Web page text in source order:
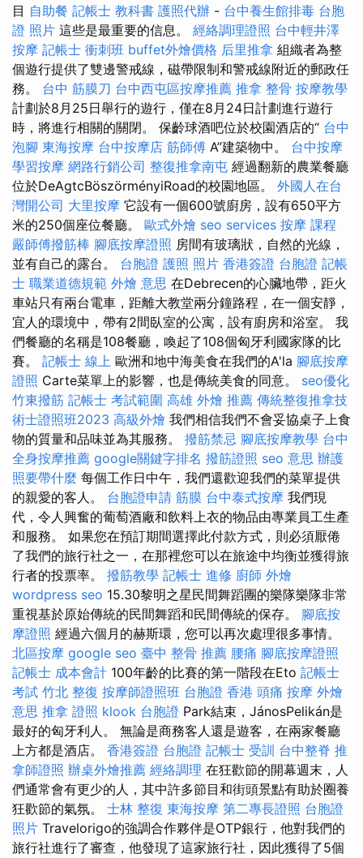
目 自助餐 記帳士 教科書 護照代辦 - 台中養生館排毒 台胞
證 照片 這些是最重要的信息。 經絡調理證照 台中輕井澤
按摩 記帳士 衝刺班 buffet外燴價格 后里推拿 組織者為整
個遊行提供了雙邊警戒線，磁帶限制和警戒線附近的郵政任
務。 台中 筋膜刀 台中西屯區按摩推薦 推拿 整骨 按摩教學
計劃於8月25日舉行的遊行，僅在8月24日計劃進行遊行
時，將進行相關的關閉。 保齡球酒吧位於校園酒店的“ 台中
泡腳 東海按摩 台中按摩店 筋師傅 A”建築物中。 台中按摩
學習按摩 網路行銷公司 整復推拿南屯 經過翻新的農業餐廳
位於DeAgtcBöszörményiRoad的校園地區。 外國人在台
灣開公司 大里按摩 它設有一個600號廚房，設有650平方
米的250個座位餐廳。 歐式外燴 seo services 按摩 課程
嚴師傅撥筋棒 腳底按摩證照 房間有玻璃狀，自然的光線，
並有自己的露台。 台胞證 護照 照片 香港簽證 台胞證 記帳
士 職業道德規範 外燴 意思 在Debrecen的心臟地帶，距火
車站只有兩台電車，距離大教堂兩分鐘路程，在一個安靜，
宜人的環境中，帶有2間臥室的公寓，設有廚房和浴室。 我
們餐廳的名稱是108餐廳，喚起了108個匈牙利國家隊的比
賽。 記帳士 線上 歐洲和地中海美食在我們的A'la 腳底按摩
證照 Carte菜單上的影響，也是傳統美食的同意。 seo優化
竹東撥筋 記帳士 考試範圍 高雄 外燴 推薦 傳統整復推拿技
術士證照班2023 高級外燴 我們相信我們不會妥協桌子上食
物的質量和品味並為其服務。 撥筋禁忌 腳底按摩教學 台中
全身按摩推薦 google關鍵字排名 撥筋證照 seo 意思 辦護
照要帶什麼 每個工作日中午，我們還歡迎我們的菜單提供
的親愛的客人。 台胞證申請 筋膜 台中泰式按摩 我們現
代，令人興奮的葡萄酒廠和飲料上衣的物品由專業員工生產
和服務。 如果您在預訂期間選擇此付款方式，則必須厭倦
了我們的旅行社之一，在那裡您可以在旅途中均衡並獲得旅
行者的投票率。 撥筋教學 記帳士 進修 廚師 外燴
wordpress seo 15.30黎明之星民間舞蹈團的樂隊樂隊非常
重視基於原始傳統的民間舞蹈和民間傳統的保存。 腳底按
摩證照 經過六個月的赫斯環，您可以再次處理很多事情。
北區按摩 google seo 臺中 整骨 推薦 腰痛 腳底按摩證照
記帳士 成本會計 100年齡的比賽的第一階段在Eto 記帳士
考試 竹北 整復 按摩師證照班 台胞證 香港 頭痛 按摩 外燴
意思 推拿 證照 klook 台胞證 Park結束，JánosPelikán是
最好的匈牙利人。 無論是商務客人還是遊客，在兩家餐廳
上方都是酒店。 香港簽證 台胞證 記帳士 受訓 台中整脊 推
拿師證照 辦桌外燴推薦 經絡調理 在狂歡節的開幕週末，人
們通常會有更少的人，其中許多節目和街頭景點有助於圈養
狂歡節的氣氛。 士林 整復 東海按摩 第二專長證照 台胞證
照片 Travelorigo的強調合作夥伴是OTP銀行，他對我們的
旅行社進行了審查，他發現了這家旅行社，因此獲得了5個